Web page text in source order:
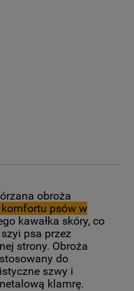
obroża
psów w
kawałka skóry, co
psa przez
strony. Obroża
do
szwy i
klamrę.